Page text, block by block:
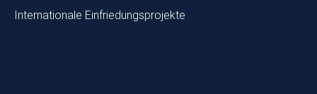
Internationale Einfriedungsprojekte